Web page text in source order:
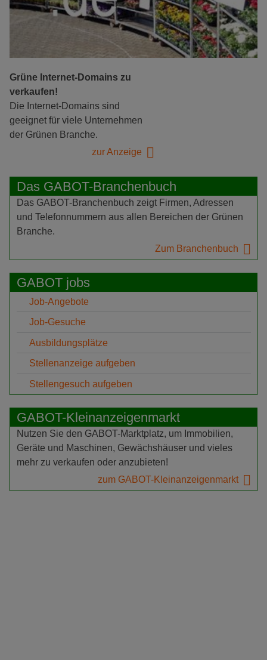
Grüne Internet-Domains zu
verkaufen!
Die Internet-Domains sind
geeignet für viele Unternehmen
der Grünen Branche.
zur Anzeige
Das GABOT-Branchenbuch
Das GABOT-Branchenbuch zeigt Firmen, Adressen
und Telefonnummern aus allen Bereichen der Grünen
Branche.
Zum Branchenbuch
GABOT jobs
Job-Angebote
Job-Gesuche
Ausbildungsplätze
Stellenanzeige aufgeben
Stellengesuch aufgeben
GABOT-Kleinanzeigenmarkt
Nutzen Sie den GABOT-Marktplatz, um Immobilien,
Geräte und Maschinen, Gewächshäuser und vieles
mehr zu verkaufen oder anzubieten!
zum GABOT-Kleinanzeigenmarkt